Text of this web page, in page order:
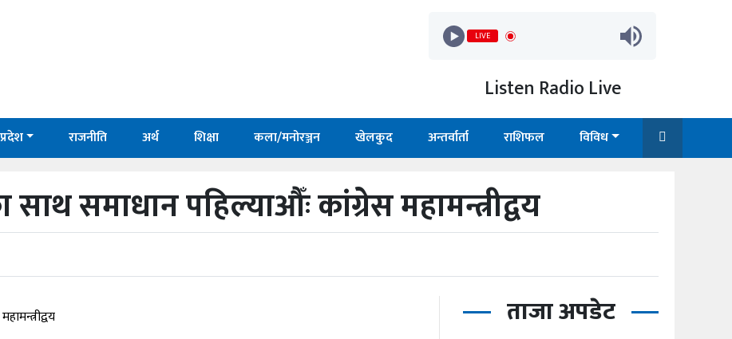
LIVE
Listen Radio Live
प्रदेश राजनीति अर्थ शिक्षा कला/मनोरञ्जन खेलकुद अन्तर्वार्ता राशिफल विविध
समाधान पहिल्याऔँः कांग्रेस महामन्त्रीद्वय
ताजा अपडेट